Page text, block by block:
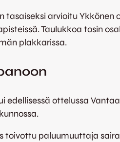
tasaiseksi arvioitu
Taulukkoa tosin
plakkarissa.
edellisessä ottelussa
toivottu paluumuuttaja